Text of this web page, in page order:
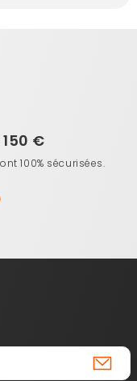
€
100% sécurisées.